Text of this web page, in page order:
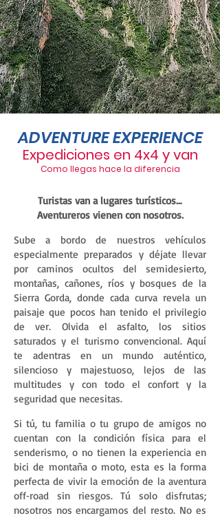
ADVENTURE EXPERIENCE
Expediciones en 4x4 y van
Como llegas hace la diferencia
Turistas van a lugares turísticos…
Aventureros vienen con nosotros.​
Sube a bordo de nuestros vehículos
especialmente preparados y déjate llevar
por caminos ocultos del semidesierto,
montañas, cañones, ríos y bosques de la
Sierra Gorda, donde cada curva revela un
paisaje que pocos han tenido el privilegio
de ver. Olvida el asfalto, los sitios
saturados y el turismo convencional. Aquí
te adentras en un mundo auténtico,
silencioso y majestuoso, lejos de las
multitudes y con todo el confort y la
seguridad que necesitas.
Si tú, tu familia o tu grupo de amigos no
cuentan con la condición física para el
senderismo, o no tienen la experiencia en
bici de montaña o moto, esta es la forma
perfecta de vivir la emoción de la aventura
off‑road sin riesgos. Tú solo disfrutas;
nosotros nos encargamos del resto. No es